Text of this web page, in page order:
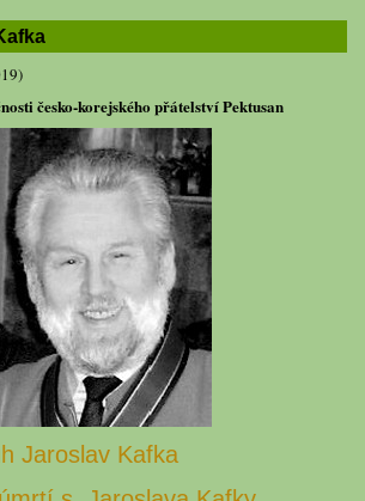
česko-korejského přátelství Pektusan
Jaroslav Kafka